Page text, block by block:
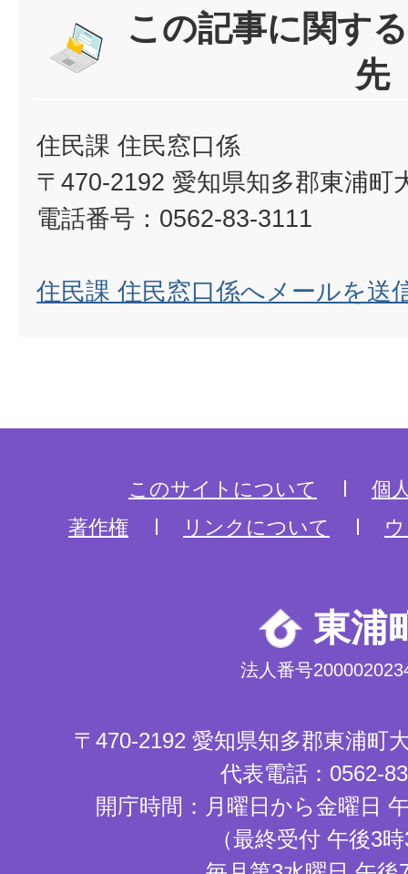
この記事に関す
先
住民課 住民窓口係
〒470-2192 愛知県知多郡東浦町
電話番号：0562-83-3111
住民課 住民窓口係へメールを送
このサイトについて
個
著作権
リンクについて
東浦
法人番号
〒470-2192 愛知県知多郡東浦町
代表電話：0562-
開庁時間：月曜日から金曜日
（最終受付 午後3